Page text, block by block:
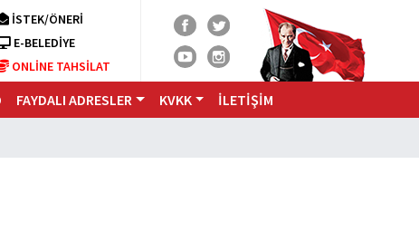
İSTEK/ÖNERİ
E-BELEDİYE
ONLİNE TAHSİLAT
FAYDALI ADRESLER KVKK ILETİŞİM